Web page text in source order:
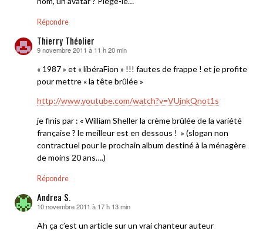
Répondre
Thierry Théolier
dit :
9 novembre 2011 à 11 h 20 min
« 1987 » et « libéraFion » !!! fautes de frappe ! et je profite
pour mettre « la tête brûlée »
http://www.youtube.com/watch?v=VUjnkQnot1s
je finis par : « William Sheller la crème brûlée de la variété
française ? le meilleur est en dessous ! » (slogan non
contractuel pour le prochain album destiné à la ménagère
de moins 20 ans….)
Répondre
Andrea S.
dit :
10 novembre 2011 à 17 h 13 min
Ah ça c’est un article sur un vrai chanteur auteur